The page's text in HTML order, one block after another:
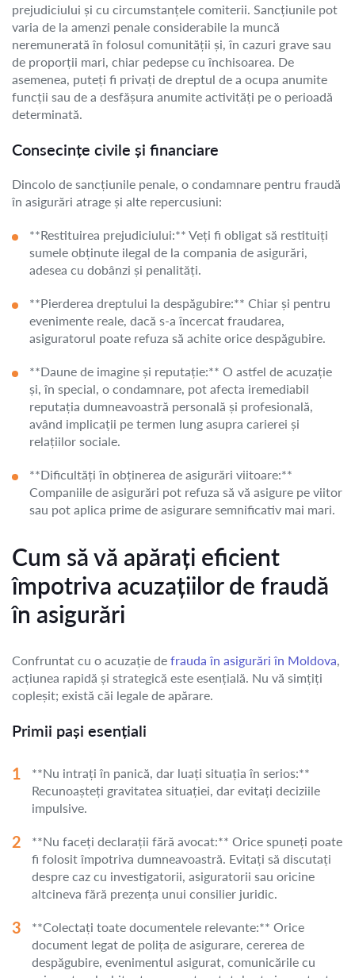
prejudiciului și cu circumstanțele comiterii. Sancțiunile pot
varia de la amenzi penale considerabile la muncă
neremunerată în folosul comunității și, în cazuri grave sau
de proporții mari, chiar pedepse cu închisoarea. De
asemenea, puteți fi privați de dreptul de a ocupa anumite
funcții sau de a desfășura anumite activități pe o perioadă
determinată.
Consecințe civile și financiare
Dincolo de sancțiunile penale, o condamnare pentru fraudă
în asigurări atrage și alte repercusiuni:
**Restituirea prejudiciului:** Veți fi obligat să restituiți
sumele obținute ilegal de la compania de asigurări,
adesea cu dobânzi și penalități.
**Pierderea dreptului la despăgubire:** Chiar și pentru
evenimente reale, dacă s-a încercat fraudarea,
asiguratorul poate refuza să achite orice despăgubire.
**Daune de imagine și reputație:** O astfel de acuzație
și, în special, o condamnare, pot afecta iremediabil
reputația dumneavoastră personală și profesională,
având implicații pe termen lung asupra carierei și
relațiilor sociale.
**Dificultăți în obținerea de asigurări viitoare:**
Companiile de asigurări pot refuza să vă asigure pe viitor
sau pot aplica prime de asigurare semnificativ mai mari.
Cum să vă apărați eficient
împotriva acuzațiilor de fraudă
în asigurări
Confruntat cu o acuzație de frauda în asigurări în Moldova,
acțiunea rapidă și strategică este esențială. Nu vă simțiți
copleșit; există căi legale de apărare.
Primii pași esențiali
**Nu intrați în panică, dar luați situația în serios:**
Recunoașteți gravitatea situației, dar evitați deciziile
impulsive.
**Nu faceți declarații fără avocat:** Orice spuneți poate
fi folosit împotriva dumneavoastră. Evitați să discutați
despre caz cu investigatorii, asiguratorii sau oricine
altcineva fără prezența unui consilier juridic.
**Colectați toate documentele relevante:** Orice
document legat de polița de asigurare, cererea de
despăgubire, evenimentul asigurat, comunicările cu